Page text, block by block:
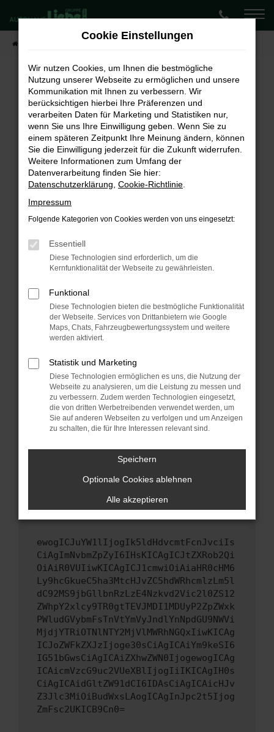
Zum
Hauptinhalt
springen
Lagerwagen-Angebote
Fehler: Network Error
Beim Laden ist ein Fehler aufgetreten.
Hier sind ein paar Tipps, die dir helfen können:
Überprüfe deine Firewall und deine
Internetverbindung.
Laden andere Webseiten, zum Beispiel deine
Suchmaschine?
Prüfe deine Browsererweiterungen.
können das Laden bestimmter Seiten
verhindern. Funktioniert die Seite in einem
anderen Browser oder in einem privaten
Starte dein Gerät neu.
Das kann manchmal helfen, vorübergehende
Probleme zu beheben.
Betriebssystem auf dem neuesten Stand
sind.
Veraltete Software birgt nicht nur ein
Sicherheitsrisiko, sondern kann auch dazu
führen, dass bestimmte Funktionen nicht mehr
unterstützt werden.
Wenn du alle oben genannten Schritte versucht
versuchen, das Problem zu beheben. Du kannst
uns diesen Text schicken, um uns bei der
Fehlersuche zu unterstützen:
ewogICJuYW1lIjogIk5ldHdvcmtFcnJvciIs
CiAgImNvbmZpZyI6IHsKICAgICJtZXRob2Qi
OiAiR0VUIiwKICAgICJ1cmwiOiAiaHR0cHM6
Ly9hcGkueC5ha3MtcHJvZC5hdWRhcmlzLm5l
dC92MS9jbGllbnRzLzE4Nzkvd2Vic2l0ZS12
ZWhpY2xlcy9TR0gtTEVJMDI1MDUyP2ZpZWxk
PWludGVybmFsTnVtYmVyJndlYnNpdGU9NWVi
MjdjYTRiOTNlNTY2MjVlMWRhNGQxIiwKICAg
ICJoZWFkZXJzIjoge30sCiAgICAiYm9keSI6
IG51bGwsCiAgICAiZXhwZWN0IjogewogICAg
ICAicmVzcG9uc2VUeXBlIjogIiIKICAgIH0s
CiAgICAidGltZW91dCI6IDAsCiAgICAicHJv
Z3Jlc3MiOiBudWxsLAogICAgInJpc2t5Ijog
ZmFsc2UKICB9Cn0=
Cookie Einstellungen
Wir nutzen Cookies, um Ihnen die bestmögliche
Nutzung unserer Webseite zu ermöglichen und unsere
Kommunikation mit Ihnen zu verbessern. Wir
berücksichtigen hierbei Ihre Präferenzen und
verarbeiten Daten für Marketing und Statistiken nur,
wenn Sie uns Ihre Einwilligung geben. Wenn Sie zu
einem späteren Zeitpunkt Ihre Meinung ändern, können
Sie die Einwilligung jederzeit für die Zukunft widerrufen.
Weitere Informationen zum Umfang der
Datenverarbeitung finden Sie hier:
Datenschutzerklärung Cookie-Richtlinie
Impressum
Folgende Kategorien von Cookies werden von uns eingesetzt:
Essentiell
Diese Technologien sind erforderlich, um die
Kernfunktionalität der Webseite zu gewährleisten.
Funktional
Diese Technologien bieten die bestmögliche Funktionalität
der Webseite. Services von Drittanbietern wie Google
Maps, Chats, Fahrzeugbewertungssystem und weitere
werden aktiviert.
Statistik und Marketing
Diese Technologien ermöglichen es uns, die Nutzung der
Webseite zu analysieren, um die Leistung zu messen und
zu verbessern. Zudem werden Technologien eingesetzt,
die von dritten Werbetreibenden verwendet werden, um
Sie auf anderen Webseiten zu verfolgen und um Anzeigen
zu schalten, die für Ihre Interessen relevant sind.
Speichern
Optionale Cookies ablehnen
Alle akzeptieren